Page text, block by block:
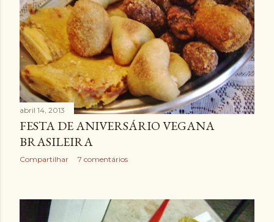
abril 14, 2013
FESTA DE ANIVERSÁRIO VEGANA
BRASILEIRA
Compartilhar 7 comentários